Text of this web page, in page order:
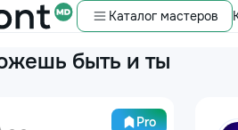
Каталог мастеров
быть и ты
Pro